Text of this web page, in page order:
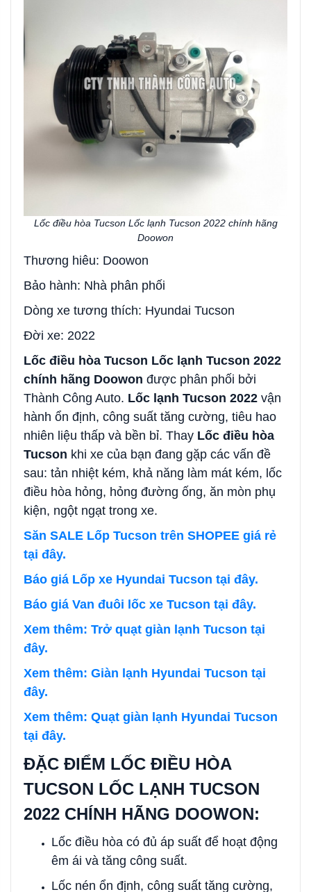
Lốc điều hòa Tucson Lốc lạnh Tucson 2022 chính hãng
Doowon
Thương hiêu: Doowon
Bảo hành: Nhà phân phối
Dòng xe tương thích: Hyundai Tucson
Đời xe: 2022
Lốc điều hòa Tucson Lốc lạnh Tucson 2022
chính hãng Doowon được phân phối bởi
Thành Công Auto. Lốc lạnh Tucson 2022 vận
hành ổn định, công suất tăng cường, tiêu hao
nhiên liệu thấp và bền bỉ. Thay Lốc điều hòa
Tucson khi xe của bạn đang gặp các vấn đề
sau: tản nhiệt kém, khả năng làm mát kém, lốc
điều hòa hỏng, hỏng đường ống, ăn mòn phụ
kiện, ngột ngạt trong xe.
Săn SALE Lốp Tucson trên SHOPEE giá rẻ
tại đây.
Báo giá Lốp xe Hyundai Tucson tại đây.
Báo giá Van đuôi lốc xe Tucson tại đây.
Xem thêm: Trở quạt giàn lạnh Tucson tại
đây.
Xem thêm: Giàn lạnh Hyundai Tucson tại
đây.
Xem thêm: Quạt giàn lạnh Hyundai Tucson
tại đây.
ĐẶC ĐIỂM LỐC ĐIỀU HÒA
TUCSON LỐC LẠNH TUCSON
2022 CHÍNH HÃNG DOOWON:
Lốc điều hòa có đủ áp suất để hoạt động
êm ái và tăng công suất.
Lốc nén ổn định, công suất tăng cường,